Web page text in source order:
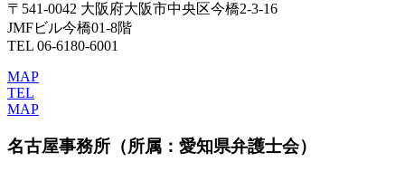
〒541-0042 大阪府大阪市中央区今橋2-3-16
JMFビル今橋01-8階
TEL 06-6180-6001
MAP
TEL
MAP
名古屋事務所 （所属：愛知県弁護士会）